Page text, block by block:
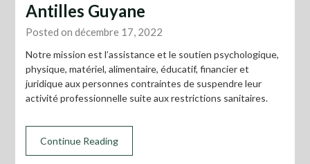
Antilles Guyane
Posted on décembre 17, 2022
Notre mission est l’assistance et le soutien psychologique,
physique, matériel, alimentaire, éducatif, financier et
juridique aux personnes contraintes de suspendre leur
activité professionnelle suite aux restrictions sanitaires.
Continue Reading